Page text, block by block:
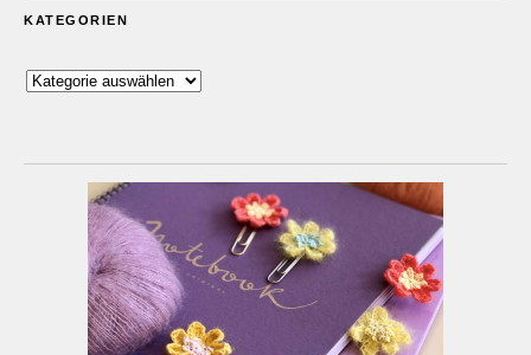
KATEGORIEN
Kategorien